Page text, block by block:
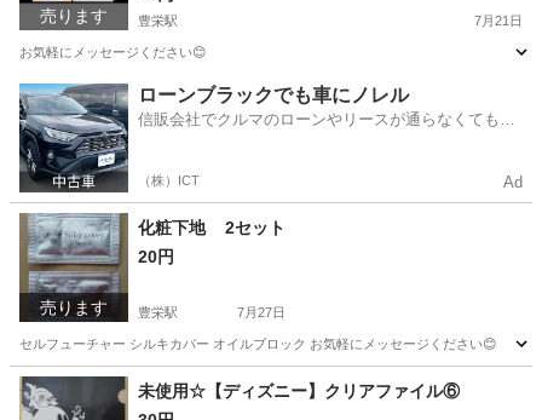
売ります 豊栄駅 7月21日
お気軽にメッセージください😊
新潟 新潟市 豊栄駅 その他
ローンブラックでも車にノレル
信販会社でクルマのローンやリースが通らなくてもク
（株）ICT Ad
売ります
化粧下地 2セット
20円
豊栄駅 7月27日
セルフューチャー シルキカバー オイルブロック お気軽にメッセージください😊
新潟 新潟市 豊栄駅 メイクアップ オイル
未使用☆【ディズニー】クリアファイル⑥